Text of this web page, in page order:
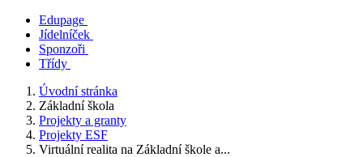
Edupage
Jídelníček
Sponzoři
Třídy
Úvodní stránka
Základní škola
Projekty a granty
Projekty ESF
Virtuální realita na Základní škole a...